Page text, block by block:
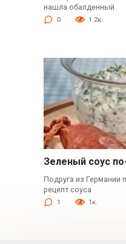
нашла обалденный
0 1.2к.
Зеленый соус
Подруга из Германии
рецепт соуса
1 1к.